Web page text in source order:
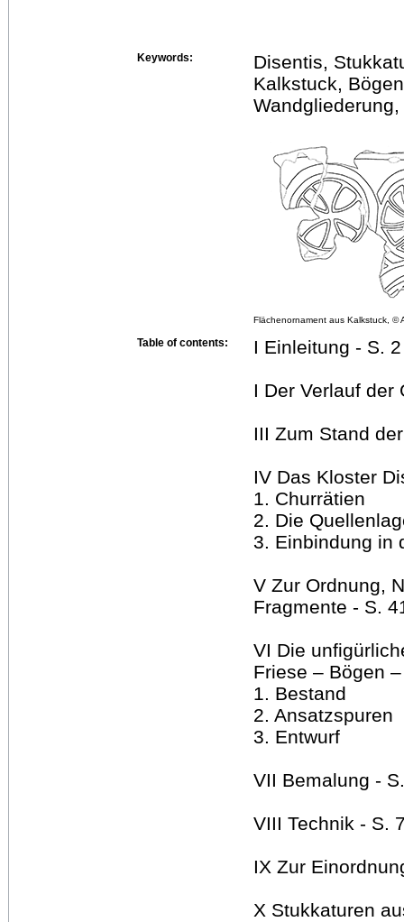
Keywords:
Disentis,
Kalkstuck,
Flächenornament aus Kalkstuck, ©
Table of contents: I Einleitung - S. 2
I Der Verlauf der
III Zum Stand
IV Das Kloster
1. Churrätien
2. Die
3. Einbindung in
V Zur Ordnung,
Fragmente - S.
VI Die
Friese – Bögen
1. Bestand
2. Ansatzspuren
3. Entwurf
VII Bemalung -
VIII Technik - S.
IX Zur
X Stukkaturen